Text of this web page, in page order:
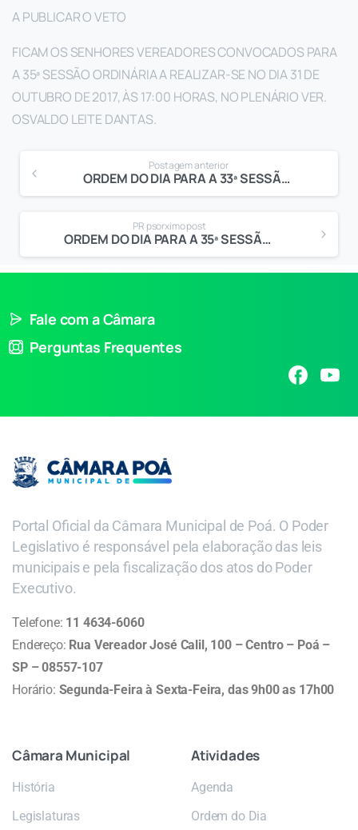
A PUBLICAR O VETO
FICAM OS SENHORES VEREADORES CONVOCADOS PARA
A 35ª SESSÃO ORDINÁRIA A REALIZAR-SE NO DIA 31 DE
OUTUBRO DE 2017, ÀS 17:00 HORAS, NO PLENÁRIO VER.
OSVALDO LEITE DANTAS.
Postagem anterior
ORDEM DO DIA PARA A 33ª SESSÃO ORDINÁRIA
PR psorximo post
ORDEM DO DIA PARA A 35ª SESSÃO ORDINÁRIA
Fale com a Câmara
Perguntas Frequentes
Portal Oficial da Câmara Municipal de Poá. O Poder
Legislativo é responsável pela elaboração das leis
municipais e pela fiscalização dos atos do Poder
Executivo.
Telefone: 11 4634-6060
Endereço: Rua Vereador José Calil, 100 – Centro – Poá –
SP – 08557-107
Horário: Segunda-Feira à Sexta-Feira, das 9h00 as 17h00
Câmara Municipal
História
Legislaturas
Atividades
Agenda
Ordem do Dia